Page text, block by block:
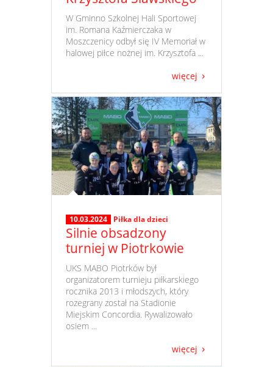
​ W Gminno Szkolnej Hali Sportowej
im. Romana Kaźmierczaka w
Moszczenicy odbył się IV Memoriał w
halowej piłce nożnej im. Krzysztofa ...
więcej
10.03.2024 Piłka dla dzieci
Silnie obsadzony
turniej w Piotrkowie
​ UKS MABO Piotrków był
organizatorem turnieju piłkarskiego
rocznika 2013 i młodszych, który
rozegrany został na Stadionie
Miejskim Concordia. Rywalizowało
osiem ...
więcej